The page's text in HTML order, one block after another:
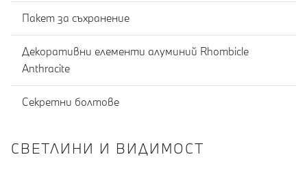
Пакет за съхранение
Декоративни елементи алуминий Rhombicle
Anthracite
Секретни болтове
СВЕТЛИНИ И ВИДИМОСТ